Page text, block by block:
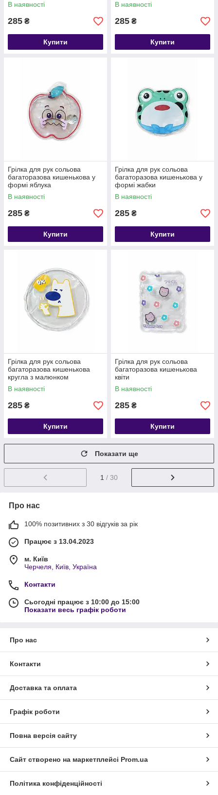
В наявності
285 ₴
Купити
В наявності
285 ₴
Купити
Грілка для рук сольова
багаторазова кишенькова у
формі яблука
В наявності
285 ₴
Купити
Грілка для рук сольова
багаторазова кишенькова у
формі жабки
В наявності
285 ₴
Купити
Грілка для рук сольова
багаторазова кишенькова
кругла з малюнком
В наявності
285 ₴
Купити
Грілка для рук сольова
багаторазова кишенькова
квіти
В наявності
285 ₴
Купити
Показати ще
1 / 30
Про нас
100% позитивних з 30 відгуків за рік
Працює з 13.04.2023
м. Київ
Черчеля, Київ, Україна
Контакти
Сьогодні працює з 10:00 до 15:00
Показати весь графік роботи
Про нас
Контакти
Доставка та оплата
Графік роботи
Повна версія сайту
Сайт створено на маркетплейсі Prom.ua
Політика конфіденційності